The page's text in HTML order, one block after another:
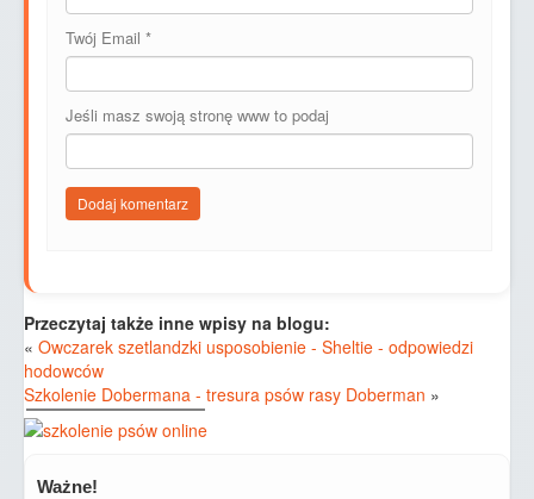
Twój Email *
Jeśli masz swoją stronę www to podaj
Przeczytaj także inne wpisy na blogu:
« Owczarek szetlandzki usposobienie - Sheltie - odpowiedzi
hodowców
Szkolenie Dobermana - tresura psów rasy Doberman »
Ważne!